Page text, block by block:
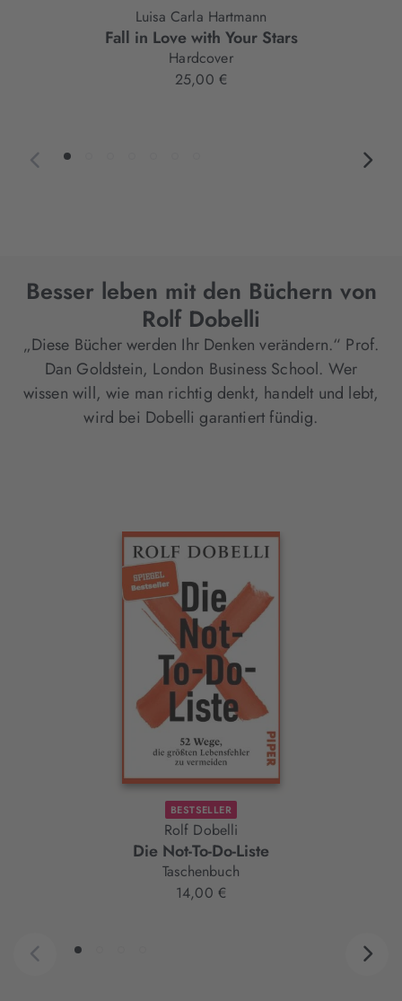
Luisa Carla Hartmann
Fall in Love with Your Stars
Hardcover
25,00 €
Besser leben mit den Büchern von
Rolf Dobelli
„Diese Bücher werden Ihr Denken verändern.“ Prof.
Dan Goldstein, London Business School. Wer
wissen will, wie man richtig denkt, handelt und lebt,
wird bei Dobelli garantiert fündig.
Interaktives
BESTSELLER
Rolf Dobelli
Die Not-To-Do-Liste
Taschenbuch
14,00 €